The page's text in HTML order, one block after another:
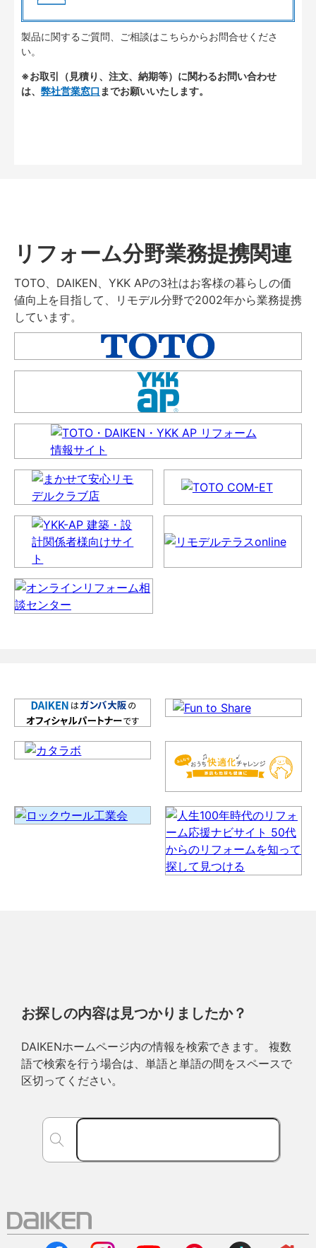
製品に関するご質問、ご相談はこちらからお問合せくださ
い。
※お取引（見積り、注文、納期等）に関わるお問い合わせ
は、 弊社営業窓口 までお願いいたします。
リフォーム分野業務提携関連
TOTO、DAIKEN、YKK APの3社はお客様の暮らしの価
値向上を目指して、リモデル分野で2002年から業務提携
しています。
お探しの内容は見つかりましたか？
DAIKENホームページ内の情報を検索できます。 複数
語で検索を行う場合は、単語と単語の間をスペースで
区切ってください。